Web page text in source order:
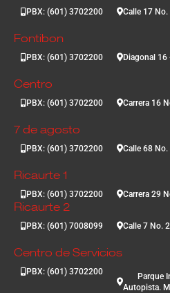
PBX: (601) 3702200 Calle 17 No.
Fontibon
PBX: (601) 3702200 Diagonal 16
Centro
PBX: (601) 3702200 Carrera 16
7 de agosto
PBX: (601) 3702200 Calle 68
Ricaurte 1
PBX: (601) 3702200 Carrera 29
Ricaurte 2
PBX: (601) 7008099 Calle 7 No.
Centro de Servicios
PBX: (601) 3702200
Parque
Autopista.